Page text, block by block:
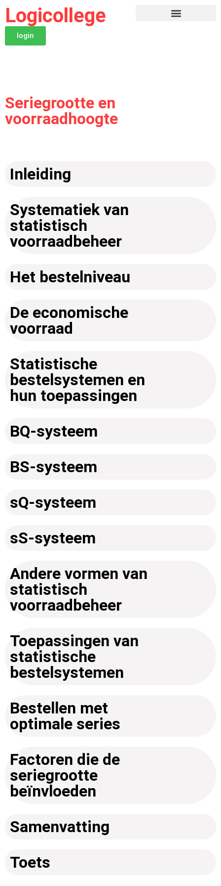
Logicollege
login
Seriegrootte en
voorraadhoogte
Inleiding
Systematiek van
statistisch
voorraadbeheer
Het bestelniveau
De economische
voorraad
Statistische
bestelsystemen en
hun toepassingen
BQ-systeem
BS-systeem
sQ-systeem
sS-systeem
Andere vormen van
statistisch
voorraadbeheer
Toepassingen van
statistische
bestelsystemen
Bestellen met
optimale series
Factoren die de
seriegrootte
beïnvloeden
Samenvatting
Toets